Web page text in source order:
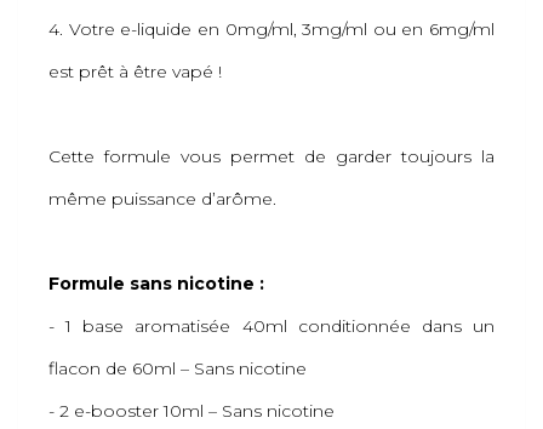
4. Votre e-liquide en 0mg/ml, 3mg/ml ou en 6mg/ml
est prêt à être vapé !
Cette formule vous permet de garder toujours la
même puissance d’arôme.
Formule sans nicotine :
- 1 base aromatisée 40ml conditionnée dans un
flacon de 60ml – Sans nicotine
- 2 e-booster 10ml – Sans nicotine